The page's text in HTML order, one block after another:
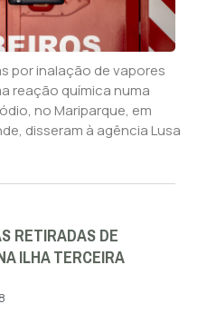
por inalação de vapores
reação química numa
no Mariparque, em
disseram à agência Lusa
RETIRADAS DE
ILHA TERCEIRA